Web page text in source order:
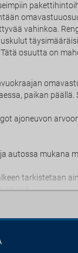
vahinkoa.
osuutta on
paikan päällä.
ajoneuvon
autossa mukana
tarkistetaan